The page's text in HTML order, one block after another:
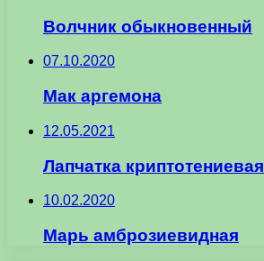
Волчник обыкновенный
07.10.2020
Мак аргемона
12.05.2021
Лапчатка криптотениевая
10.02.2020
Марь амброзиевидная